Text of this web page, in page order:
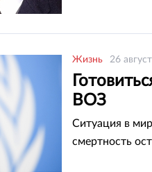
Жизнь 26
ВОЗ
Ситуация в
смертность